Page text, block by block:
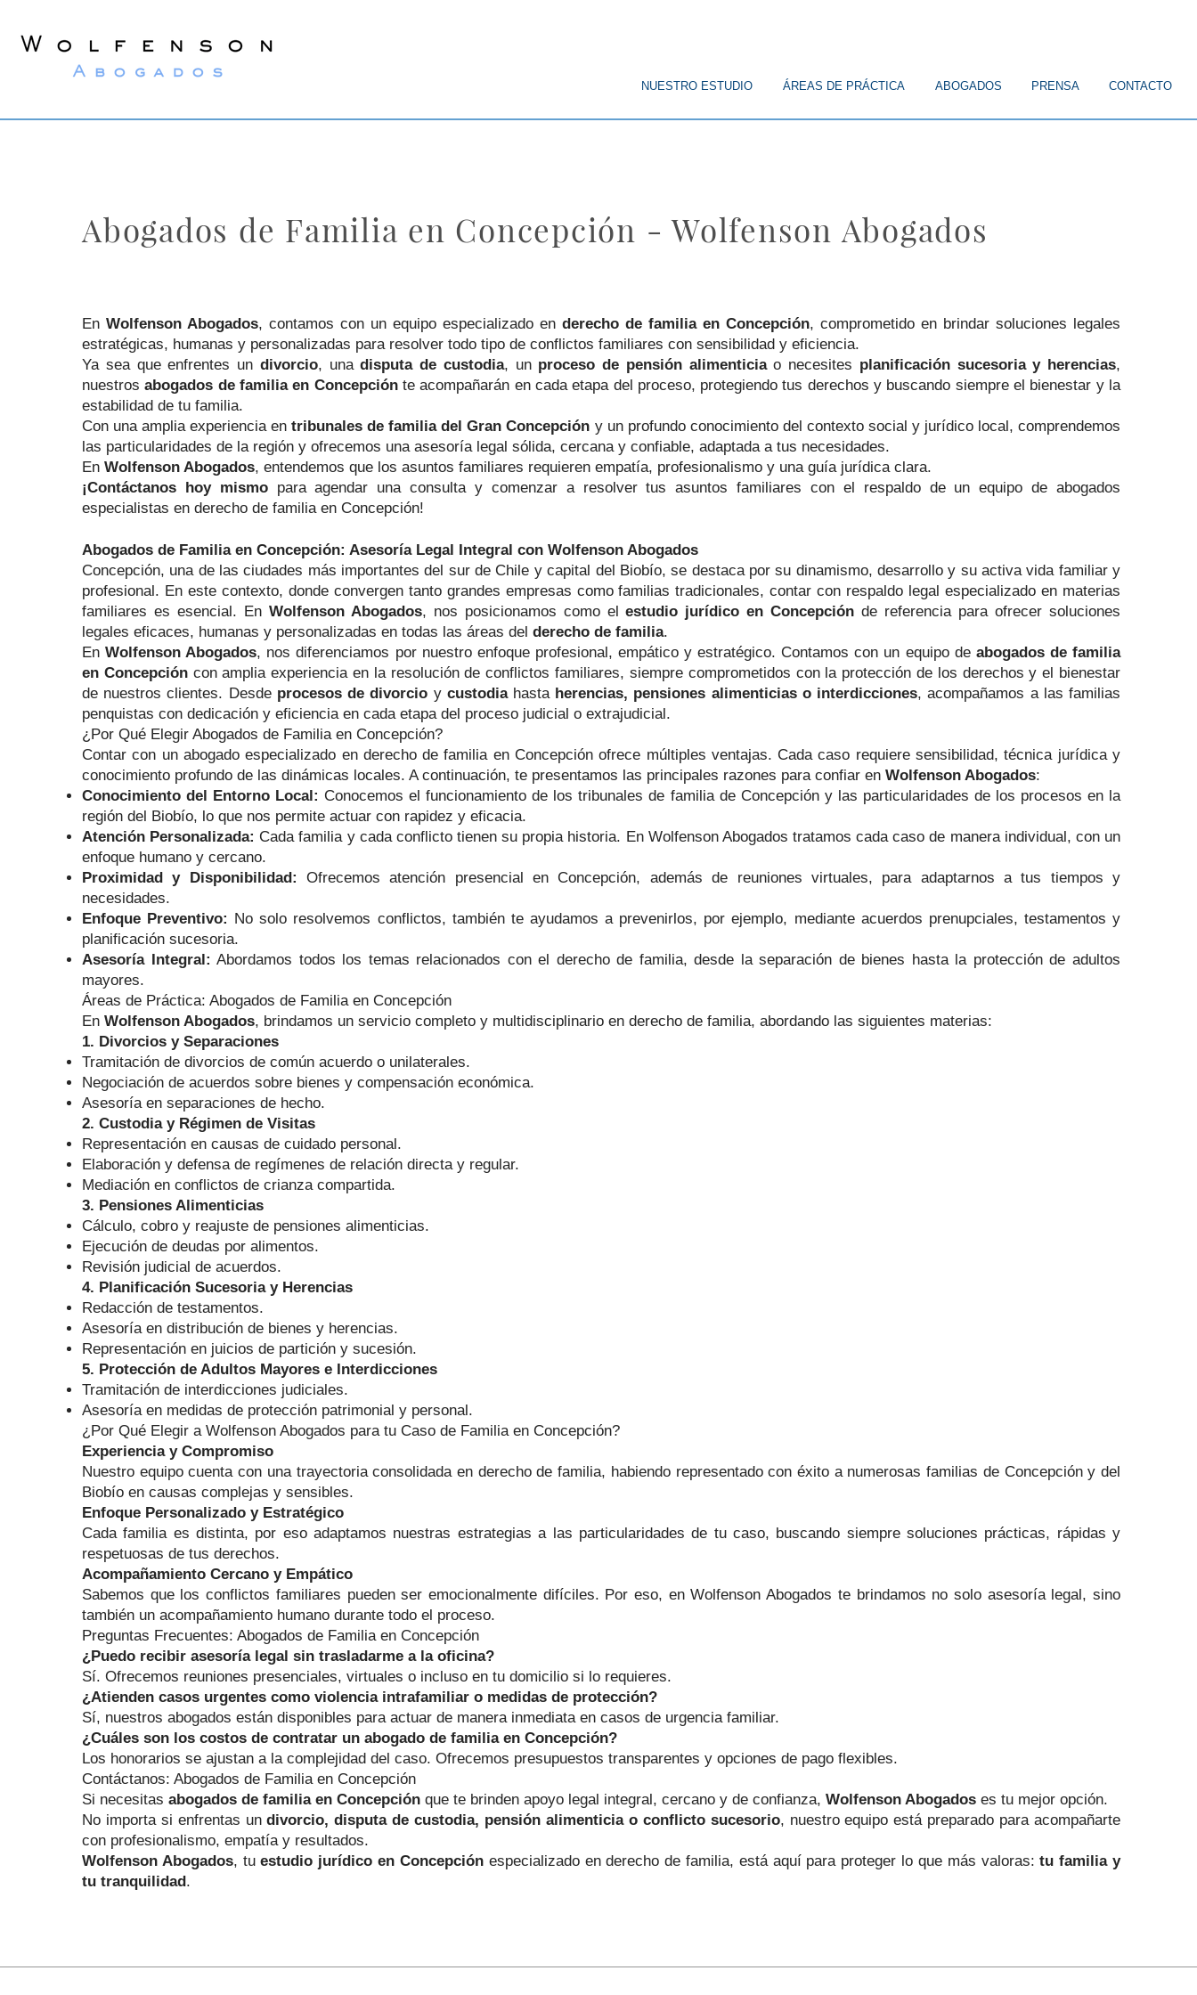
NUESTRO ESTUDIO ÁREAS DE PRÁCTICA ABOGADOS PRENSA CONTACTO
Abogados de Familia en Concepción - Wolfenson Abogados
En Wolfenson Abogados, contamos con un equipo especializado en derecho de familia en Concepción, comprometido en brindar soluciones legales
estratégicas, humanas y personalizadas para resolver todo tipo de conflictos familiares con sensibilidad y eficiencia.
Ya sea que enfrentes un divorcio, unadisputa de custodia, un proceso de pensión alimenticiao necesites planificación sucesoria y herencias,
nuestrosabogados de familia en Concepciónte acompañarán en cada etapa del proceso, protegiendo tus derechos y buscando siempre el bienestar y la
estabilidad de tu familia.
Con una amplia experiencia entribunales de familia del Gran Concepción y un profundo conocimiento del contexto social y jurídico local, comprendemos
las particularidades de la región y ofrecemos una asesoría legal sólida, cercana y confiable, adaptada a tus necesidades.
En Wolfenson Abogados, entendemos que los asuntos familiares requieren empatía, profesionalismo y una guía jurídica clara.
¡Contáctanos hoy mismopara agendar una consulta y comenzar a resolver tus asuntos familiares con el respaldo de un equipo de abogados
especialistas en derecho de familia en Concepción!
Abogados de Familia en Concepción: Asesoría Legal Integral con Wolfenson Abogados
Concepción, una de las ciudades más importantes del sur de Chile y capital del Biobío, se destaca por su dinamismo, desarrollo y su activa vida familiar y
profesional. En este contexto, donde convergen tanto grandes empresas como familias tradicionales, contar con respaldo legal especializado en materias
familiares es esencial. En Wolfenson Abogados, nos posicionamos como elestudio jurídico en Concepción de referencia para ofrecer soluciones
legales eficaces, humanas y personalizadas en todas las áreas del derecho de familia.
EnWolfenson Abogados, nos diferenciamos por nuestro enfoque profesional, empático y estratégico. Contamos con un equipo de abogados de familia
en Concepcióncon amplia experiencia en la resolución de conflictos familiares, siempre comprometidos con la protección de los derechos y el bienestar
de nuestros clientes. Desde procesos de divorcio y custodiahasta herencias, pensiones alimenticias o interdicciones, acompañamos a las familias
penquistas con dedicación y eficiencia en cada etapa del proceso judicial o extrajudicial.
¿Por Qué Elegir Abogados de Familia en Concepción?
Contar con un abogado especializado en derecho de familia en Concepción ofrece múltiples ventajas. Cada caso requiere sensibilidad, técnica jurídica y
conocimiento profundo de las dinámicas locales. A continuación, te presentamos las principales razones para confiar en Wolfenson Abogados:
Conocimiento del Entorno Local: Conocemos el funcionamiento de los tribunales de familia de Concepción y las particularidades de los procesos en la
región del Biobío, lo que nos permite actuar con rapidez y eficacia.
Atención Personalizada: Cada familia y cada conflicto tienen su propia historia. En Wolfenson Abogados tratamos cada caso de manera individual, con un
enfoque humano y cercano.
Proximidad y Disponibilidad: Ofrecemos atención presencial en Concepción, además de reuniones virtuales, para adaptarnos a tus tiempos y
necesidades.
Enfoque Preventivo: No solo resolvemos conflictos, también te ayudamos a prevenirlos, por ejemplo, mediante acuerdos prenupciales, testamentos y
planificación sucesoria.
Asesoría Integral: Abordamos todos los temas relacionados con el derecho de familia, desde la separación de bienes hasta la protección de adultos
mayores.
Áreas de Práctica: Abogados de Familia en Concepción
En Wolfenson Abogados, brindamos un servicio completo y multidisciplinario en derecho de familia, abordando las siguientes materias:
1. Divorcios y Separaciones
Tramitación de divorcios de común acuerdo o unilaterales.
Negociación de acuerdos sobre bienes y compensación económica.
Asesoría en separaciones de hecho.
2. Custodia y Régimen de Visitas
Representación en causas de cuidado personal.
Elaboración y defensa de regímenes de relación directa y regular.
Mediación en conflictos de crianza compartida.
3. Pensiones Alimenticias
Cálculo, cobro y reajuste de pensiones alimenticias.
Ejecución de deudas por alimentos.
Revisión judicial de acuerdos.
4. Planificación Sucesoria y Herencias
Redacción de testamentos.
Asesoría en distribución de bienes y herencias.
Representación en juicios de partición y sucesión.
5. Protección de Adultos Mayores e Interdicciones
Tramitación de interdicciones judiciales.
Asesoría en medidas de protección patrimonial y personal.
¿Por Qué Elegir a Wolfenson Abogados para tu Caso de Familia en Concepción?
Experiencia y Compromiso
Nuestro equipo cuenta con una trayectoria consolidada en derecho de familia, habiendo representado con éxito a numerosas familias de Concepción y del
Biobío en causas complejas y sensibles.
Enfoque Personalizado y Estratégico
Cada familia es distinta, por eso adaptamos nuestras estrategias a las particularidades de tu caso, buscando siempre soluciones prácticas, rápidas y
respetuosas de tus derechos.
Acompañamiento Cercano y Empático
Sabemos que los conflictos familiares pueden ser emocionalmente difíciles. Por eso, en Wolfenson Abogados te brindamos no solo asesoría legal, sino
también un acompañamiento humano durante todo el proceso.
Preguntas Frecuentes: Abogados de Familia en Concepción
¿Puedo recibir asesoría legal sin trasladarme a la oficina?
Sí. Ofrecemos reuniones presenciales, virtuales o incluso en tu domicilio si lo requieres.
¿Atienden casos urgentes como violencia intrafamiliar o medidas de protección?
Sí, nuestros abogados están disponibles para actuar de manera inmediata en casos de urgencia familiar.
¿Cuáles son los costos de contratar un abogado de familia en Concepción?
Los honorarios se ajustan a la complejidad del caso. Ofrecemos presupuestos transparentes y opciones de pago flexibles.
Contáctanos: Abogados de Familia en Concepción
Si necesitas abogados de familia en Concepción que te brinden apoyo legal integral, cercano y de confianza, Wolfenson Abogados es tu mejor opción.
No importa si enfrentas undivorcio, disputa de custodia, pensión alimenticia o conflicto sucesorio, nuestro equipo está preparado para acompañarte
con profesionalismo, empatía y resultados.
Wolfenson Abogados, tuestudio jurídico en Concepciónespecializado en derecho de familia, está aquí para proteger lo que más valoras:tu familia y
tu tranquilidad.
Wolfenson